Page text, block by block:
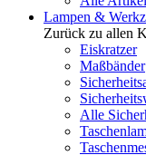
Lampen &
Zurück zu allen
Eiskratzer
Maßbänder
Alle